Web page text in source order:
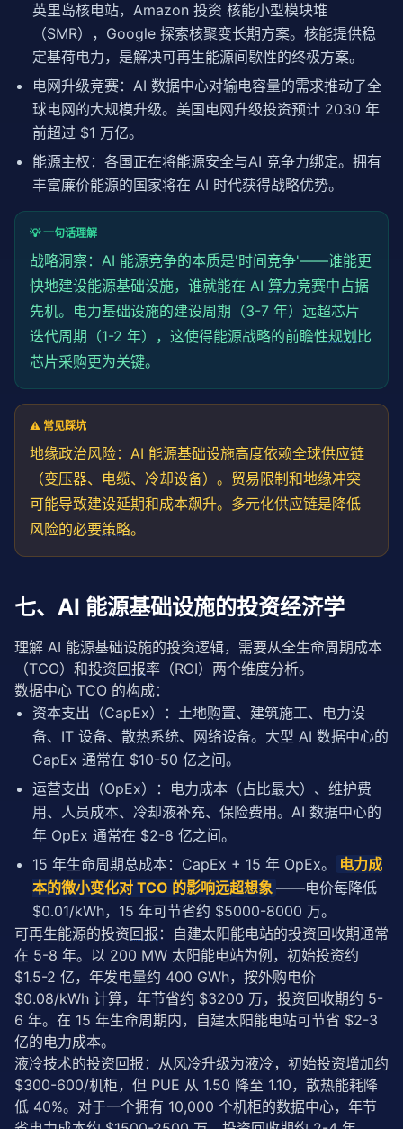
英里岛核电站，Amazon 投资 核能小型模块堆
（SMR），Google 探索核聚变长期方案。核能提供稳
定基荷电力，是解决可再生能源间歇性的终极方案。
电网升级竞赛：AI 数据中心对输电容量的需求推动了全
球电网的大规模升级。美国电网升级投资预计 2030 年
前超过 $1 万亿。
能源主权：各国正在将能源安全与AI 竞争力绑定。拥有
丰富廉价能源的国家将在 AI 时代获得战略优势。
💡 一句话理解
战略洞察：AI 能源竞争的本质是'时间竞争'——谁能更
快地建设能源基础设施，谁就能在 AI 算力竞赛中占据
先机。电力基础设施的建设周期（3-7 年）远超芯片
迭代周期（1-2 年），这使得能源战略的前瞻性规划 比
芯片采购更为关键。
⚠️ 常见踩坑
地缘政治风险：AI 能源基础设施高度依赖全球供应链
（变压器、电缆、冷却设备）。贸易限制和地缘冲突
可能导致建设延期和成本飙升。多元化供应链是降低
风险的必要策略。
七、AI 能源基础设施的投资经济学
理解 AI 能源基础设施的投资逻辑，需要从全生命周期成本
（TCO）和投资回报率（ROI）两个维度分析。
数据中心 TCO 的构成：
资本支出（CapEx）：土地购置、建筑施工、电力设
备、IT 设备、散热系统、网络设备。大型 AI 数据中心的
CapEx 通常在 $10-50 亿之间。
运营支出（OpEx）：电力成本（占比最大）、维护费
用、人员成本、冷却液补充、保险费用。AI 数据中心的
年 OpEx 通常在 $2-8 亿之间。
15 年生命周期总成本：CapEx + 15 年 OpEx。
电力成
本的微小变化对 TCO 的影响远超想象 ——电价每降低
$0.01/kWh，15 年可节省约 $5000-8000 万。
可再生能源的投资回报 ：自建太阳能电站的投资回收期通常
在 5-8 年。以 200 MW 太阳能电站为例，初始投资约
$1.5-2 亿，年发电量约 400 GWh，按外购电价
$0.08/kWh 计算，年节省约 $3200 万，投资回收期约 5-
6 年。在 15 年生命周期内，自建太阳能电站可节省 $2-3
亿的电力成本。
液冷技术的投资回报 ：从风冷升级为液冷，初始投资增加约
$300-600/机柜，但 PUE 从 1.50 降至 1.10，散热能耗降
低 40%。对于一个拥有 10,000 个机柜的数据中心，年节